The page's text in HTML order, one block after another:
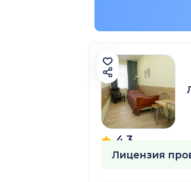
4.3
158 отзывов
Лицензия